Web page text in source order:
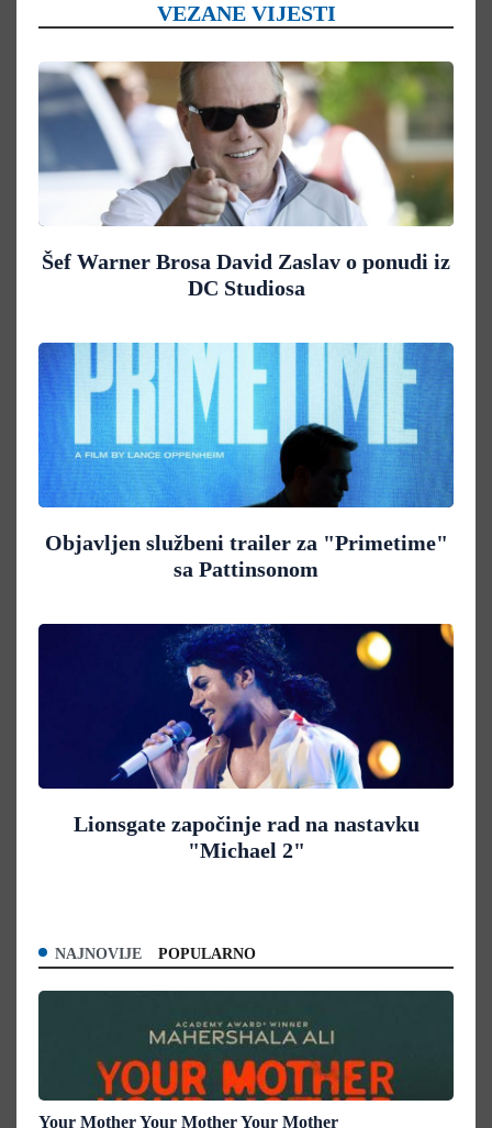
VEZANE VIJESTI
Šef Warner Brosa David Zaslav o ponudi iz
DC Studiosa
Objavljen službeni trailer za "Primetime"
sa Pattinsonom
Lionsgate započinje rad na nastavku
"Michael 2"
NAJNOVIJE POPULARNO
Your Mother Your Mother Your Mother